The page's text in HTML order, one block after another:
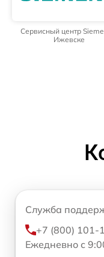
Сервисный центр
Ижевске
Служба
+7 (800) 101-
Ежедневно с